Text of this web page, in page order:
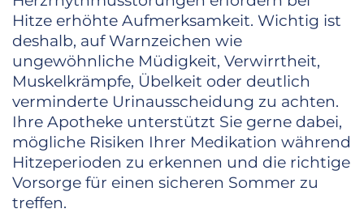
Hitze erhöhte Aufmerksamkeit. Wichtig ist
deshalb, auf Warnzeichen wie
ungewöhnliche Müdigkeit, Verwirrtheit,
Muskelkrämpfe, Übelkeit oder deutlich
verminderte Urinausscheidung zu achten.
Ihre Apotheke unterstützt Sie gerne dabei,
mögliche Risiken Ihrer Medikation während
Hitzeperioden zu erkennen und die richtige
Vorsorge für einen sicheren Sommer zu
treffen.